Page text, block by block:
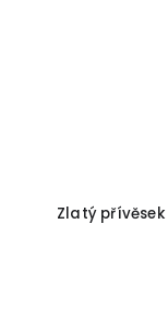
Zlatý přívěsek